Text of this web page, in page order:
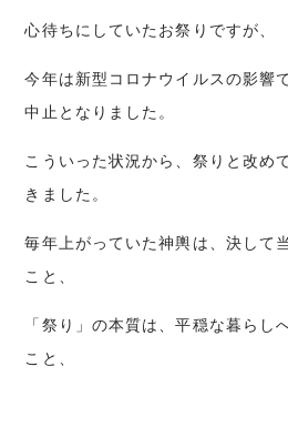
心待ちにしていたお祭りですが、
今年は新型コロナウイルスの影響
中止となりました。
こういった状況から、祭りと改め
きました。
毎年上がっていた神輿は、決して
こと、
「祭り」の本質は、平穏な暮らし
こと、